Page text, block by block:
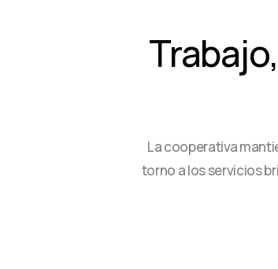
La cooperativa
torno a los servicios